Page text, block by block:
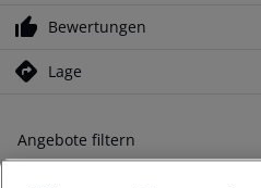
Bewertungen
Lage
Angebote filtern
Ändern Sie Ihre Kriterien nach